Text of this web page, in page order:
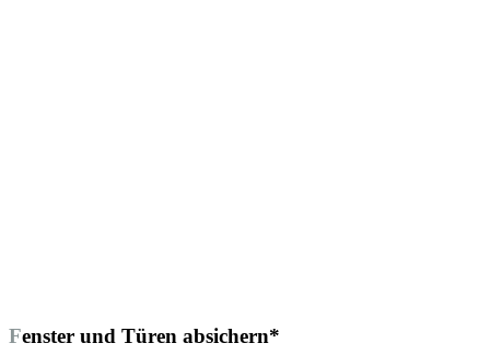
Fenster und Türen absichern*